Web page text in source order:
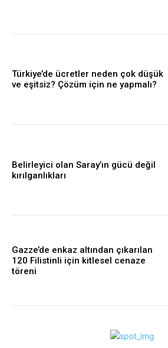
Türkiye’de ücretler neden çok düşük
ve eşitsiz? Çözüm için ne yapmalı?
Belirleyici olan Saray’ın gücü değil
kırılganlıkları
Gazze’de enkaz altından çıkarılan
120 Filistinli için kitlesel cenaze
töreni